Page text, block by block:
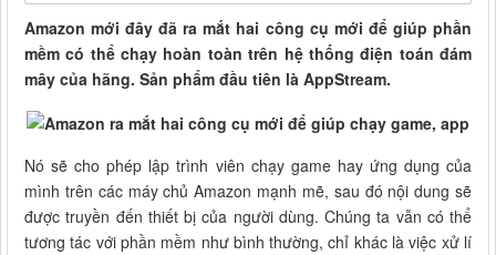
Amazon mới đây đã ra mắt hai công cụ mới để giúp phần
mềm có thể chạy hoàn toàn trên hệ thống điện toán đám
mây của hãng. Sản phẩm đầu tiên là AppStream.
Nó sẽ cho phép lập trình viên chạy game hay ứng dụng của
mình trên các máy chủ Amazon mạnh mẽ, sau đó nội dung sẽ
được truyền đến thiết bị của người dùng. Chúng ta vẫn có thể
tương tác với phần mềm như bình thường, chỉ khác là việc xử lí